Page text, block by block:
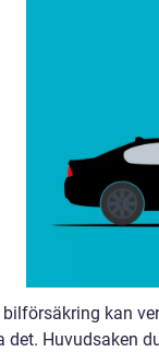
kan
det. Huvudsaken